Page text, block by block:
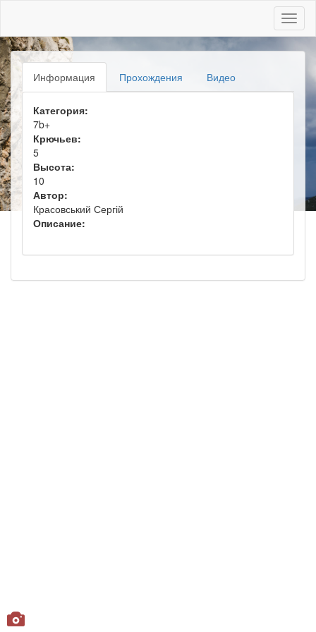
Информация Прохождения Видео
Категория:
7b+
Крючьев:
5
Высота:
10
Автор:
Красовський Сергій
Описание: